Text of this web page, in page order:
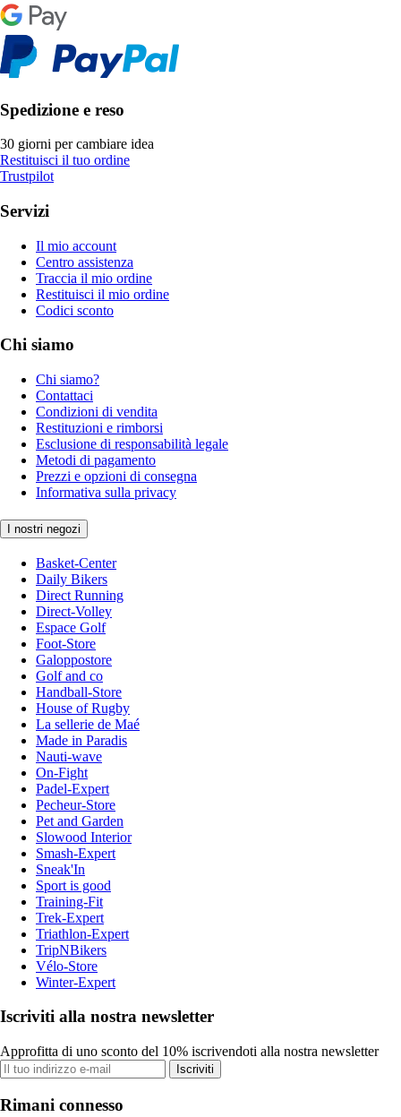
Spedizione e reso
30 giorni per cambiare idea
Restituisci il tuo ordine
Trustpilot
Servizi
Il mio account
Centro assistenza
Traccia il mio ordine
Restituisci il mio ordine
Codici sconto
Chi siamo
Chi siamo?
Contattaci
Condizioni di vendita
Restituzioni e rimborsi
Esclusione di responsabilità legale
Metodi di pagamento
Prezzi e opzioni di consegna
Informativa sulla privacy
I nostri negozi
Basket-Center
Daily Bikers
Direct Running
Direct-Volley
Espace Golf
Foot-Store
Galoppostore
Golf and co
Handball-Store
House of Rugby
La sellerie de Maé
Made in Paradis
Nauti-wave
On-Fight
Padel-Expert
Pecheur-Store
Pet and Garden
Slowood Interior
Smash-Expert
Sneak'In
Sport is good
Training-Fit
Trek-Expert
Triathlon-Expert
TripNBikers
Vélo-Store
Winter-Expert
Iscriviti alla nostra newsletter
Approfitta di uno sconto del 10% iscrivendoti alla nostra newsletter
Iscriviti
Rimani connesso